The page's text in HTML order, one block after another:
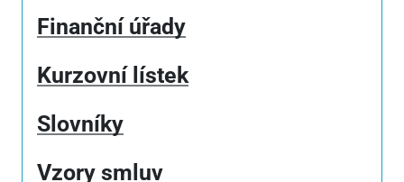
Finanční úřady
Kurzovní lístek
Slovníky
Vzory smluv